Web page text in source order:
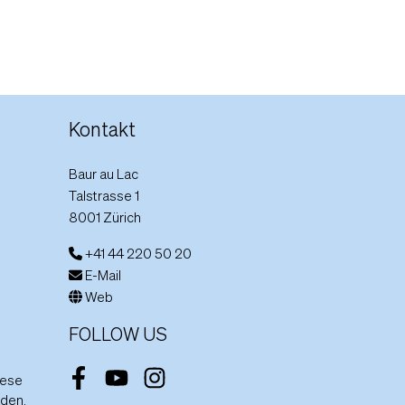
Kontakt
Baur au Lac
Talstrasse 1
8001 Zürich
+41 44 220 50 20
E-Mail
Web
FOLLOW US
FacebookYoutubeInstagram